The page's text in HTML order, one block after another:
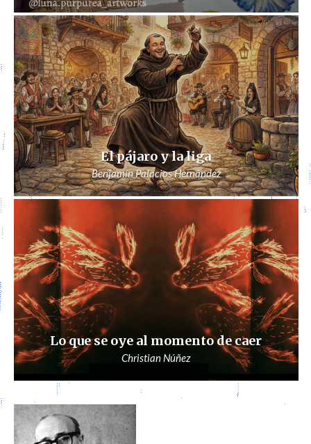
El pájaro y la liga
Benjamín Palacios Hernández
Lo que se oye al momento de caer
Christian Núñez